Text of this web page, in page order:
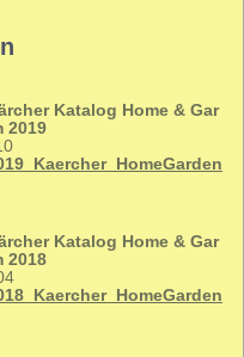
Katalog Home & Gar
2019
Katalog Home & Gar
2018